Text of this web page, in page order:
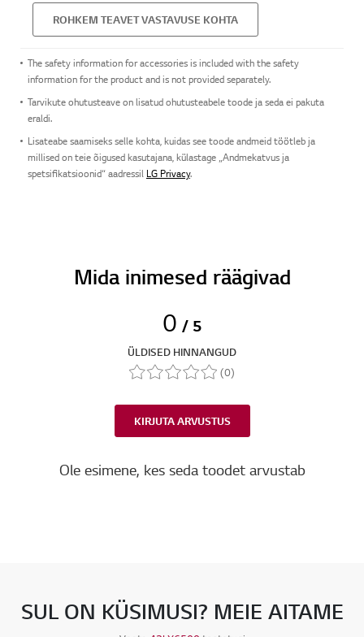
ROHKEM TEAVET VASTAVUSE KOHTA
The safety information for accessories is included with the safety
information for the product and is not provided separately.
Tarvikute ohutusteave on lisatud ohutusteabele toode ja seda ei pakuta
eraldi.
Lisateabe saamiseks selle kohta, kuidas see toode andmeid töötleb ja
millised on teie õigused kasutajana, külastage „Andmekatvus ja
spetsifikatsioonid“ aadressil LG Privacy.
Mida inimesed räägivad
0 / 5
ÜLDISED HINNANGUD
(0)
KIRJUTA ARVUSTUS
Ole esimene, kes seda toodet arvustab
SUL ON KÜSIMUSI? MEIE AITAME